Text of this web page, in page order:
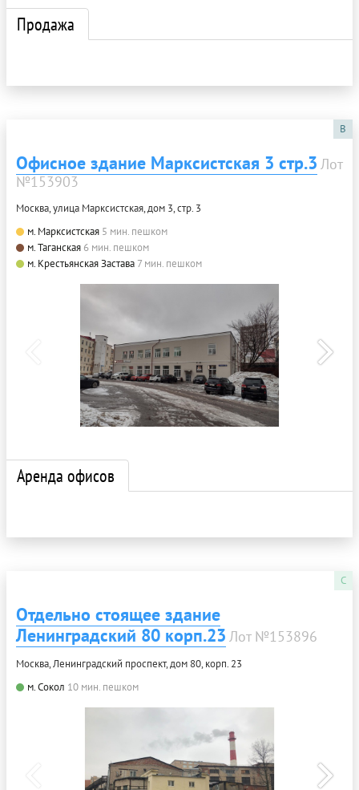
Продажа
B
Офисное здание Марксистская 3 стр.3 Лот
№153903
Москва, улица Марксистская, дом 3, стр. 3
м. Марксистская 5 мин. пешком
м. Таганская 6 мин. пешком
м. Крестьянская Застава 7 мин. пешком
Аренда офисов
C
Отдельно стоящее здание
Ленинградский 80 корп.23 Лот №153896
Москва, Ленинградский проспект, дом 80, корп. 23
м. Сокол 10 мин. пешком